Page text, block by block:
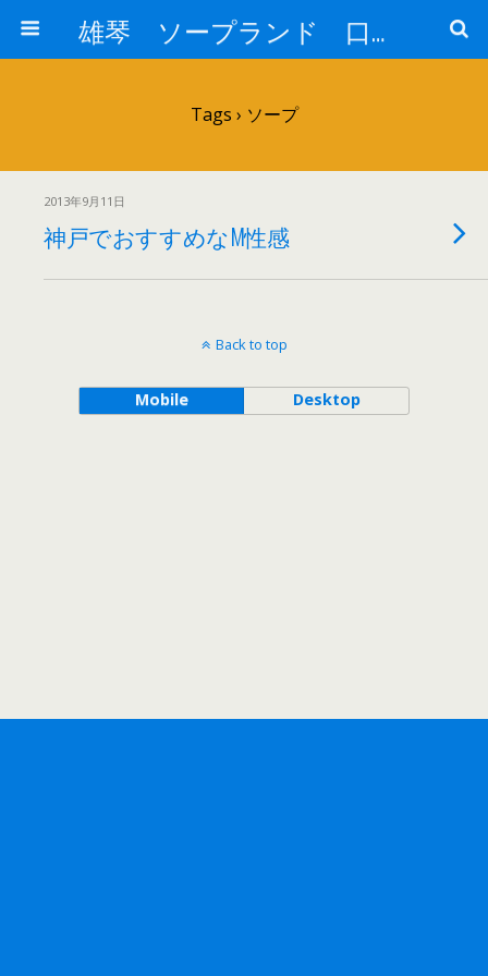
雄琴 ソープランド 口コミ情報
Tags › ソープ
2013年9月11日
神戸でおすすめなM性感
Back to top
Mobile Desktop